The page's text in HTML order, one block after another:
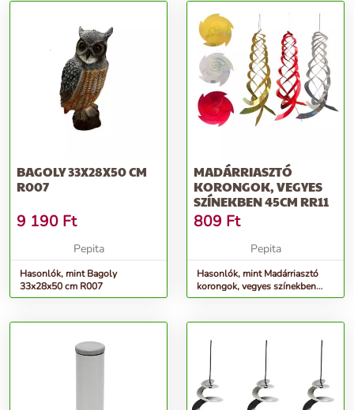
BAGOLY 33X28X50 CM
R007
9 190 Ft
Pepita
Hasonlók, mint Bagoly
33x28x50 cm R007
MADÁRRIASZTÓ
KORONGOK, VEGYES
SZÍNEKBEN 45CM RR11
809 Ft
Pepita
Hasonlók, mint Madárriasztó
korongok, vegyes színekben
45cm RR11